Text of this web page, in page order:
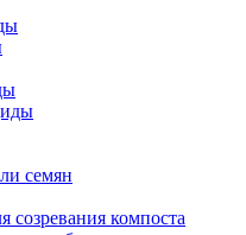
семян
созревания компоста